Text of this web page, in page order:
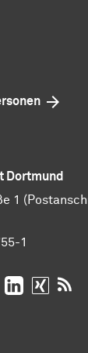
Dortmund
1
1
Facebook
auf TikTok
auf
Dortmund
TU TU